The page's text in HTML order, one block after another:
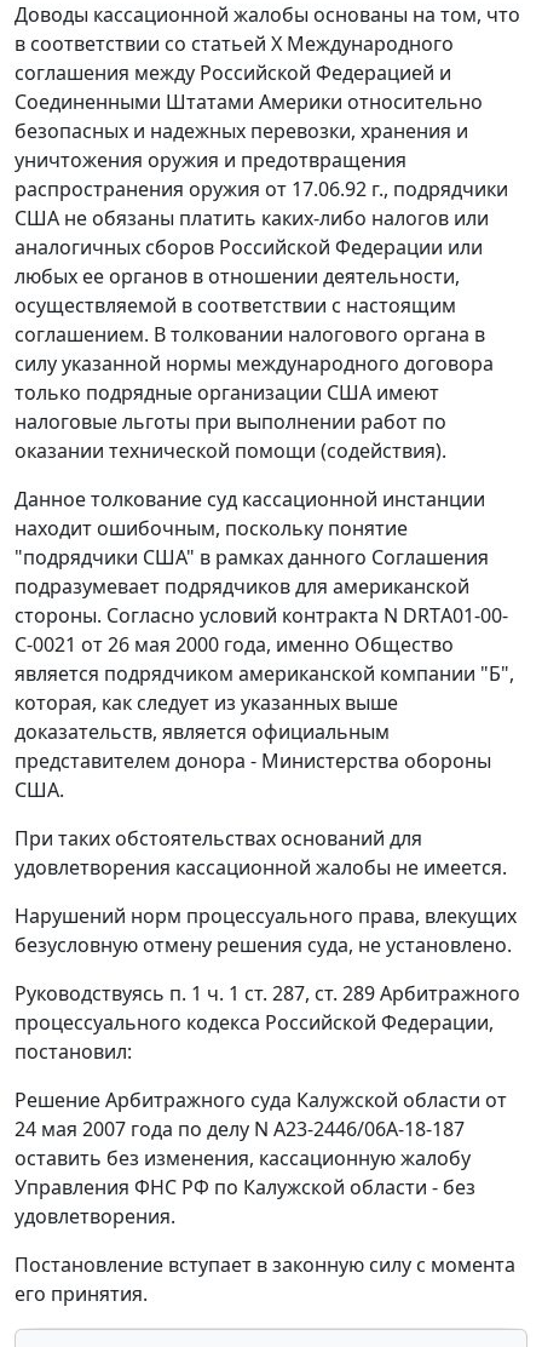
Доводы кассационной жалобы основаны на том, что
в соответствии со статьей Х Международного
соглашения между Российской Федерацией и
Соединенными Штатами Америки относительно
безопасных и надежных перевозки, хранения и
уничтожения оружия и предотвращения
распространения оружия от 17.06.92 г., подрядчики
США не обязаны платить каких-либо налогов или
аналогичных сборов Российской Федерации или
любых ее органов в отношении деятельности,
осуществляемой в соответствии с настоящим
соглашением. В толковании налогового органа в
силу указанной нормы международного договора
только подрядные организации США имеют
налоговые льготы при выполнении работ по
оказании технической помощи (содействия).
Данное толкование суд кассационной инстанции
находит ошибочным, поскольку понятие
"подрядчики США" в рамках данного Соглашения
подразумевает подрядчиков для американской
стороны. Согласно условий контракта N DRTА01-00-
С-0021 от 26 мая 2000 года, именно Общество
является подрядчиком американской компании "Б",
которая, как следует из указанных выше
доказательств, является официальным
представителем донора - Министерства обороны
США.
При таких обстоятельствах оснований для
удовлетворения кассационной жалобы не имеется.
Нарушений норм процессуального права, влекущих
безусловную отмену решения суда, не установлено.
Руководствуясь п. 1 ч. 1 ст. 287, ст. 289Арбитражного
процессуального кодекса Российской Федерации,
постановил:
Решение Арбитражного суда Калужской области от
24 мая 2007 года по делу N А23-2446/06А-18-187
оставить без изменения, кассационную жалобу
Управления ФНС РФ по Калужской области - без
удовлетворения.
Постановление вступает в законную силу с момента
его принятия.